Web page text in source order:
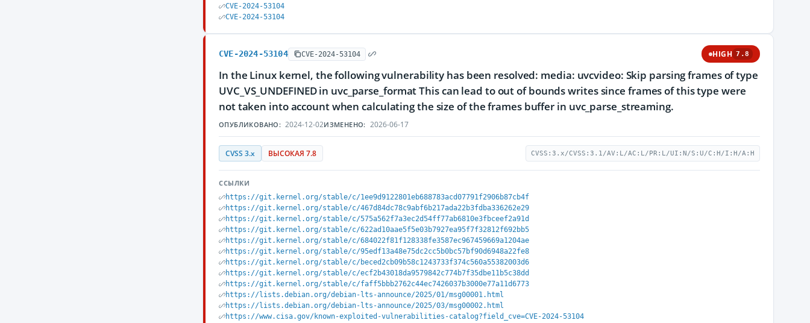
CVE-2024-53104
CVE-2024-53104
CVE-2024-53104 CVE-2024-53104 HIGH 7.8
In the Linux kernel, the following vulnerability has been resolved: media: uvcvideo: Skip parsing frames of type
UVC_VS_UNDEFINED in uvc_parse_format This can lead to out of bounds writes since frames of this type were
not taken into account when calculating the size of the frames buffer in uvc_parse_streaming.
ОПУБЛИКОВАНО: 2024-12-02ИЗМЕНЕНО: 2026-06-17
CVSS 3.x ВЫСОКАЯ 7.8 CVSS:3.x/CVSS:3.1/AV:L/AC:L/PR:L/UI:N/S:U/C:H/I:H/A:H
ССЫЛКИ
https://git.kernel.org/stable/c/1ee9d9122801eb688783acd07791f2906b87cb4f
https://git.kernel.org/stable/c/467d84dc78c9abf6b217ada22b3fdba336262e29
https://git.kernel.org/stable/c/575a562f7a3ec2d54ff77ab6810e3fbceef2a91d
https://git.kernel.org/stable/c/622ad10aae5f5e03b7927ea95f7f32812f692bb5
https://git.kernel.org/stable/c/684022f81f128338fe3587ec967459669a1204ae
https://git.kernel.org/stable/c/95edf13a48e75dc2cc5b0bc57bf90d6948a22fe8
https://git.kernel.org/stable/c/beced2cb09b58c1243733f374c560a55382003d6
https://git.kernel.org/stable/c/ecf2b43018da9579842c774b7f35dbe11b5c38dd
https://git.kernel.org/stable/c/faff5bbb2762c44ec7426037b3000e77a11d6773
https://lists.debian.org/debian-lts-announce/2025/01/msg00001.html
https://lists.debian.org/debian-lts-announce/2025/03/msg00002.html
https://www.cisa.gov/known-exploited-vulnerabilities-catalog?field_cve=CVE-2024-53104